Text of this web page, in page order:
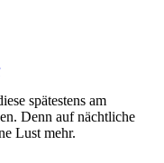
spätestens am
Denn auf nächtliche
Lust mehr.